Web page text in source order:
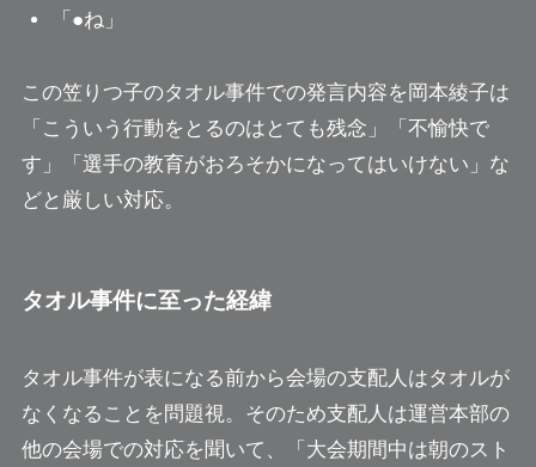
「●ね」
この笠りつ子のタオル事件での発言内容を岡本綾子は
「こういう行動をとるのはとても残念」「不愉快で
す」「選手の教育がおろそかになってはいけない」な
どと厳しい対応。
タオル事件に至った経緯
タオル事件が表になる前から会場の支配人はタオルが
なくなることを問題視。そのため支配人は運営本部の
他の会場での対応を聞いて、「大会期間中は朝のスト